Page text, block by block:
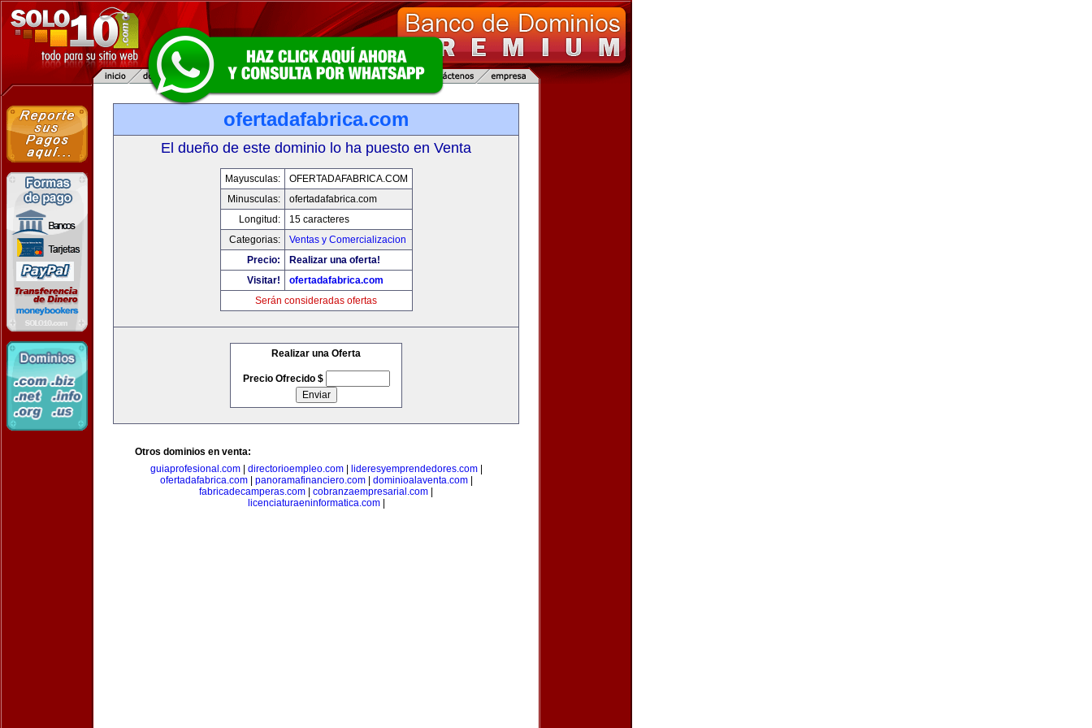
ofertadafabrica.com
El dueño de este dominio lo ha puesto en Venta
Mayusculas:
OFERTADAFABRICA.COM
Minusculas:
ofertadafabrica.com
Longitud:
15 caracteres
Categorias:
Ventas y Comercializacion
Precio:
Realizar una oferta!
Visitar!
ofertadafabrica.com
Serán consideradas ofertas
Realizar una Oferta
Precio Ofrecido $
Otros dominios en venta:
guiaprofesional.com| directorioempleo.com| lideresyemprendedores.com|
ofertadafabrica.com| panoramafinanciero.com| dominioalaventa.com|
fabricadecamperas.com
cobranzaempresarial.com
licenciaturaeninformatica.com|